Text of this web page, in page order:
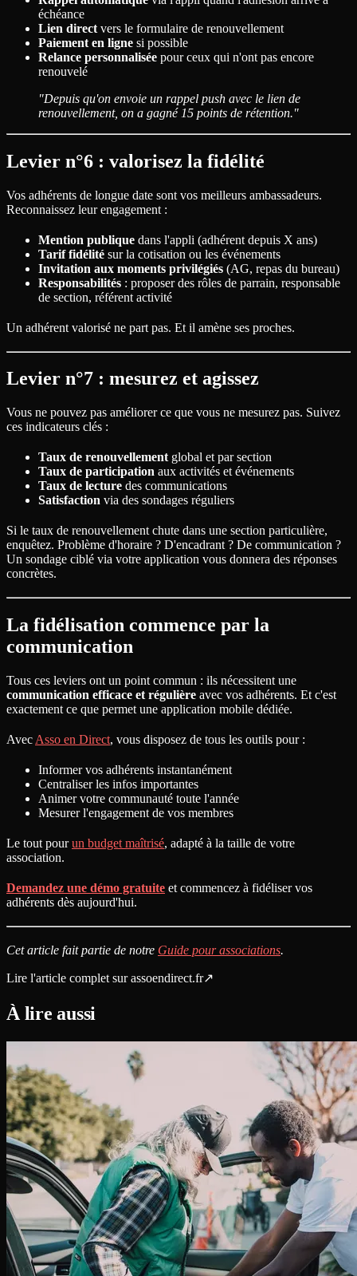
échéance
Lien direct vers le formulaire de renouvellement
Paiement en ligne si possible
Relance personnalisée pour ceux qui n'ont pas encore
renouvelé
"Depuis qu'on envoie un rappel push avec le lien de
renouvellement, on a gagné 15 points de rétention."
Levier n°6 : valorisez la fidélité
Vos adhérents de longue date sont vos meilleurs ambassadeurs.
Reconnaissez leur engagement :
Mention publique dans l'appli (adhérent depuis X ans)
Tarif fidélité sur la cotisation ou les événements
Invitation aux moments privilégiés (AG, repas du bureau)
Responsabilités : proposer des rôles de parrain, responsable
de section, référent activité
Un adhérent valorisé ne part pas. Et il amène ses proches.
Levier n°7 : mesurez et agissez
Vous ne pouvez pas améliorer ce que vous ne mesurez pas. Suivez
ces indicateurs clés :
Taux de renouvellementglobal et par section
Taux de participation aux activités et événements
Taux de lecture des communications
Satisfaction via des sondages réguliers
Si le taux de renouvellement chute dans une section particulière,
enquêtez. Problème d'horaire ? D'encadrant ? De communication ?
Un sondage ciblé via votre application vous donnera des réponses
concrètes.
La fidélisation commence par la
communication
Tous ces leviers ont un point commun : ils nécessitent une
communication efficace et régulière avec vos adhérents. Et c'est
exactement ce que permet une application mobile dédiée.
Avec Asso en Direct, vous disposez de tous les outils pour :
Informer vos adhérents instantanément
Centraliser les infos importantes
Animer votre communauté toute l'année
Mesurer l'engagement de vos membres
Le tout pourun budget maîtrisé, adapté à la taille de votre
association.
Demandez une démo gratuite et commencez à fidéliser vos
adhérents dès aujourd'hui.
Cet article fait partie de notre Guide pour associations.
Lire l'article complet sur assoendirect.fr↗
À lire aussi